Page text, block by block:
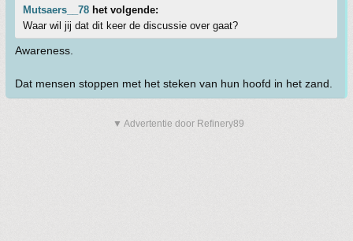
Mutsaers__78 het volgende:
Waar wil jij dat dit keer de discussie over gaat?
Awareness.
Dat mensen stoppen met het steken van hun hoofd in het zand.
▼ Advertentie door Refinery89